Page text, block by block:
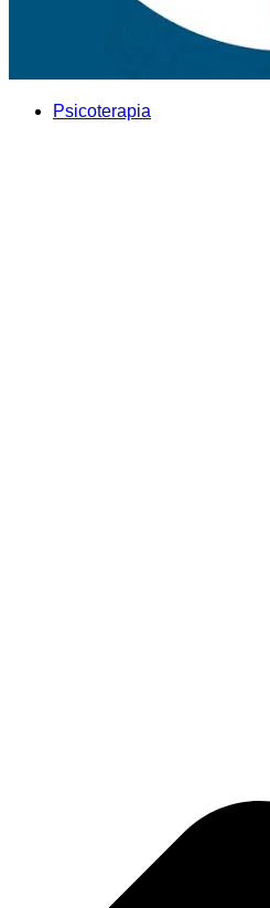
Psicoterapia